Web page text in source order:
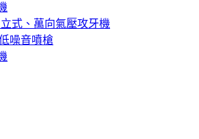
式、萬向氣壓攻牙機
噪音噴槍